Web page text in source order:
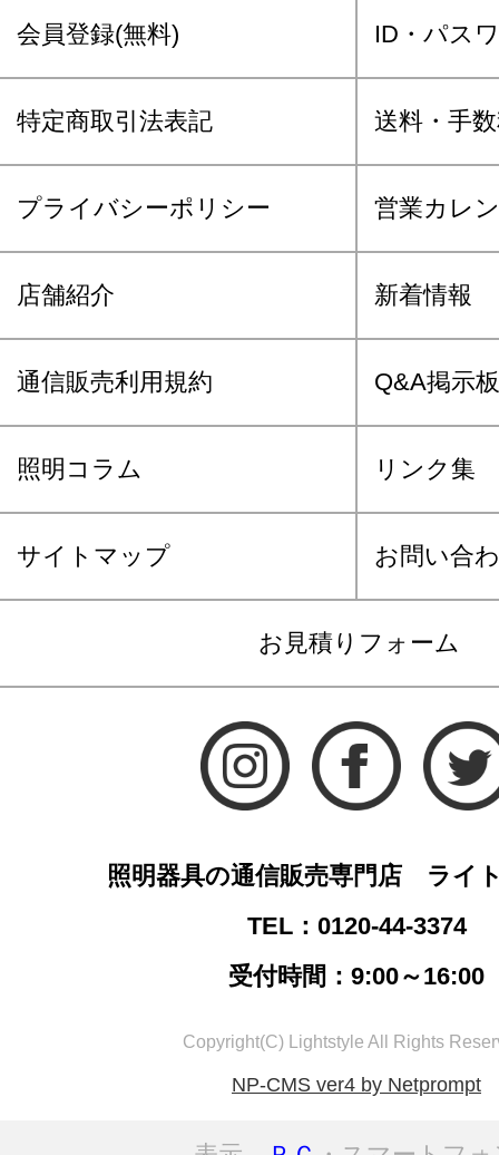
会員登録(無料) ID・パス
特定商取引法表記 送料・手
プライバシーポリシー 営業カレ
店舗紹介 新着情報
通信販売利用規約 Q&A掲示板
照明コラム リンク集
サイトマップ お問い合
お見積りフォーム
照明器具の通信販売専門店 ライ
TEL：0120-44-3374
受付時間：9:00～16:00
Copyright(C) Lightstyle All Rights
NP-CMS ver4 by Netprompt